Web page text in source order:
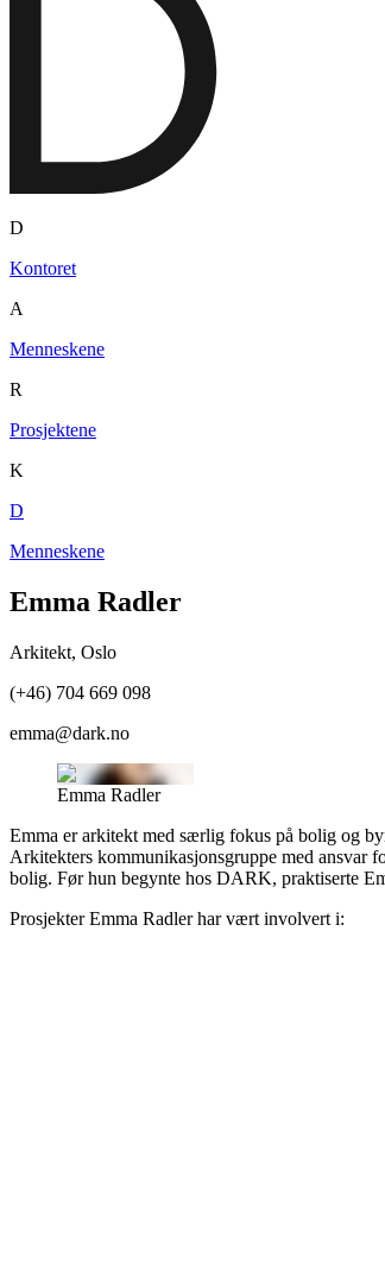
D
Kontoret
A
Menneskene
R
Prosjektene
K
D
Menneskene
Emma Radler
Arkitekt, Oslo
(+46) 704 669 098
emma@dark.no
Emma Radler
Emma er arkitekt med særlig fokus på bolig og
Arkitekters kommunikasjonsgruppe med ansvar
bolig. Før hun begynte hos DARK, praktiserte
ProsjekterEmma Radlerhar vært involvert i: